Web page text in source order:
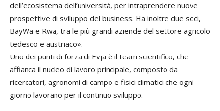
dell’ecosistema dell’università, per intraprendere nuove
prospettive di sviluppo del business. Ha inoltre due soci,
BayWa e Rwa, tra le più grandi aziende del settore agricolo
tedesco e austriaco».
Uno dei punti di forza di Evja è il team scientifico, che
affianca il nucleo di lavoro principale, composto da
ricercatori, agronomi di campo e fisici climatici che ogni
giorno lavorano per il continuo sviluppo.